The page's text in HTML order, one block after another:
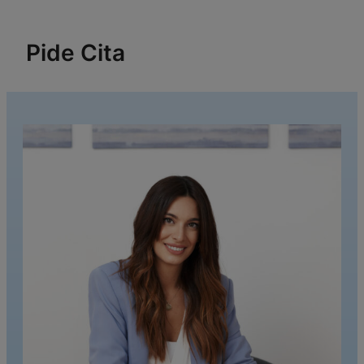
Pide Cita